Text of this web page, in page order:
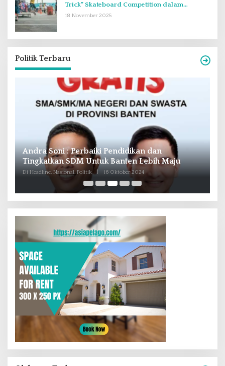
Trick” Skateboard Competition dalam
Perayaan Anniversary ke-2
18 November 2025
Politik Terbaru
Andra Soni : Perbaiki Pendidikan dan
Tingkatkan SDM Untuk Banten Lebih Maju
Di Headline, Nasional, Politik 16 Oktober 2024